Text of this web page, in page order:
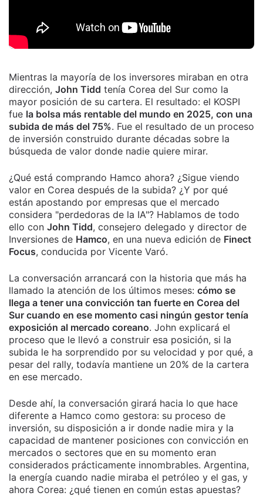
Mientras la mayoría de los inversores miraban en otra
dirección, John Tidd tenía Corea del Sur como la
mayor posición de su cartera. El resultado: el KOSPI
fue la bolsa más rentable del mundo en 2025, con una
subida de más del 75%. Fue el resultado de un proceso
de inversión construido durante décadas sobre la
búsqueda de valor donde nadie quiere mirar.
¿Qué está comprando Hamco ahora? ¿Sigue viendo
valor en Corea después de la subida? ¿Y por qué
están apostando por empresas que el mercado
considera "perdedoras de la IA"? Hablamos de todo
ello con John Tidd, consejero delegado y director de
Inversiones de Hamco, en una nueva edición de Finect
Focus, conducida por Vicente Varó.
La conversación arrancará con la historia que más ha
llamado la atención de los últimos meses: cómo se
llega a tener una convicción tan fuerte en Corea del
Sur cuando en ese momento casi ningún gestor tenía
exposición al mercado coreano. John explicará el
proceso que le llevó a construir esa posición, si la
subida le ha sorprendido por su velocidad y por qué, a
pesar del rally, todavía mantiene un 20% de la cartera
en ese mercado.
Desde ahí, la conversación girará hacia lo que hace
diferente a Hamco como gestora: su proceso de
inversión, su disposición a ir donde nadie mira y la
capacidad de mantener posiciones con convicción en
mercados o sectores que en su momento eran
considerados prácticamente innombrables. Argentina,
la energía cuando nadie miraba el petróleo y el gas, y
ahora Corea: ¿qué tienen en común estas apuestas?